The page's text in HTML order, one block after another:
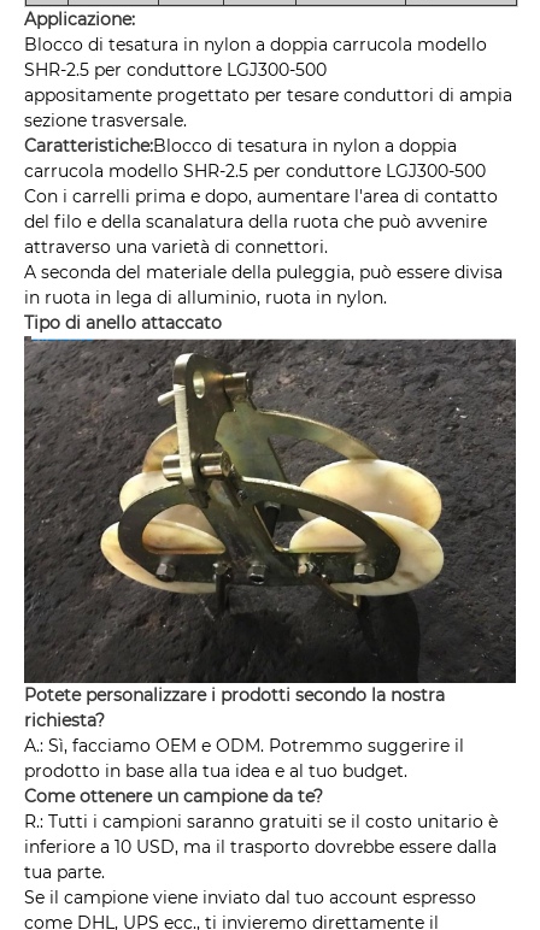
Applicazione:
Blocco di tesatura in nylon a doppia carrucola modello
SHR-2.5 per conduttore LGJ300-500
appositamente progettato per tesare conduttori di ampia
sezione trasversale.
Caratteristiche:Blocco di tesatura in nylon a doppia
carrucola modello SHR-2.5 per conduttore LGJ300-500
Con i carrelli prima e dopo, aumentare l'area di contatto
del filo e della scanalatura della ruota che può avvenire
attraverso una varietà di connettori.
A seconda del materiale della puleggia, può essere divisa
in ruota in lega di alluminio, ruota in nylon.
Tipo di anello attaccato
Potete personalizzare i prodotti secondo la nostra
richiesta?
A.: Sì, facciamo OEM e ODM. Potremmo suggerire il
prodotto in base alla tua idea e al tuo budget.
Come ottenere un campione da te?
R.: Tutti i campioni saranno gratuiti se il costo unitario è
inferiore a 10 USD, ma il trasporto dovrebbe essere dalla
tua parte.
Se il campione viene inviato dal tuo account espresso
come DHL, UPS ecc., ti invieremo direttamente il